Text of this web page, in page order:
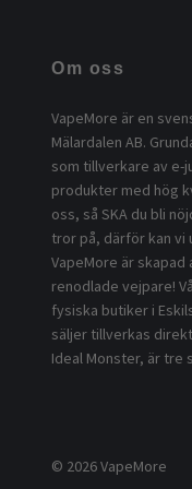
Om oss
VapeMore är en
Mälardalen AB.
som tillverkare av e-
produkter med hög
oss, så SKA du bli
tror på, därför kan vi
VapeMore är
renodlade vejpare!
fysiska butiker i
säljer tillverkas
Ideal Monster, är tre
© 2026 VapeMore